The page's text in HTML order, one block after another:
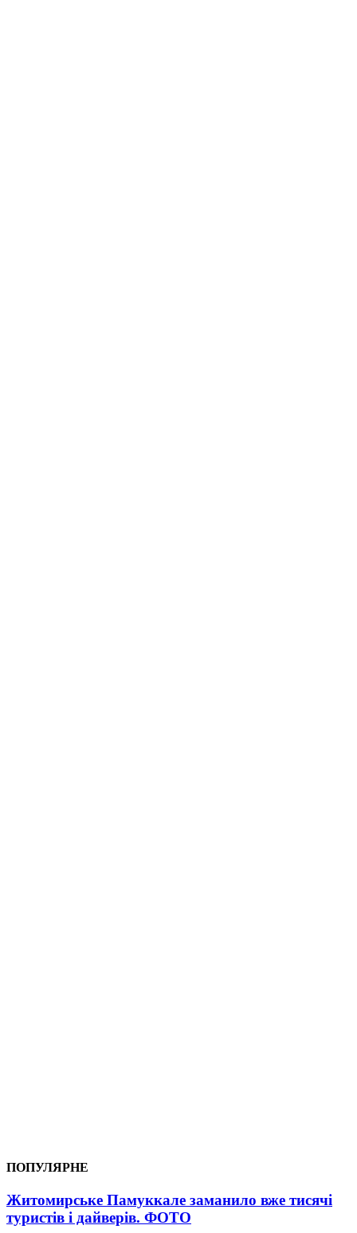
ПОПУЛЯРНЕ
Житомирське Памуккале заманило вже тисячі
туристів і дайверів. ФОТО